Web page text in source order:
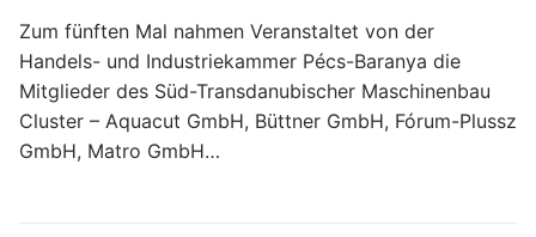
Zum fünften Mal nahmen Veranstaltet von der
Handels- und Industriekammer Pécs-Baranya die
Mitglieder des Süd-Transdanubischer Maschinenbau
Cluster – Aquacut GmbH, Büttner GmbH, Fórum-Plussz
GmbH, Matro GmbH…